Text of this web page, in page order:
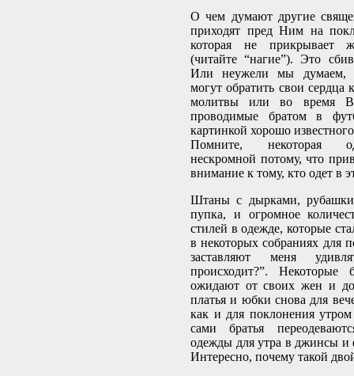
О чем думают другие
приходят пред Ним на
которая не прикрывает
(читайте “нагие”). Это
Или неужели мы думаем,
могут обратить свои сердца
молитвы или во время
проводимые братом в
картинкой хорошо
Помните, некоторая
нескромной потому, что
внимание к тому, кто одет в
Штаны с дырками,
пупка, и огромное
стилей в одежде, которые
в некоторых собраниях для
заставляют меня
происходит?”. Некоторые
ожидают от своих жен и
платья и юбки снова для
как и для поклонения
сами братья
одежды для утра в джинсы и
Интересно, почему такой